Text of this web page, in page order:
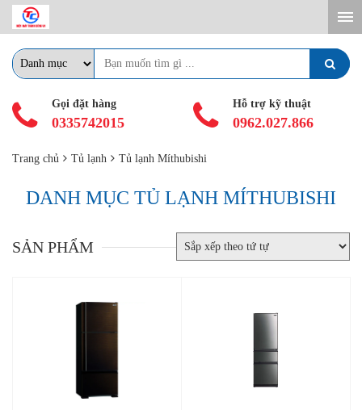
Gọi đặt hàng
0335742015
Hỗ trợ kỹ thuật
0962.027.866
Trang chủ Tủ lạnh Tủ lạnh Míthubishi
DANH MỤC TỦ LẠNH MÍTHUBISHI
SẢN PHẨM